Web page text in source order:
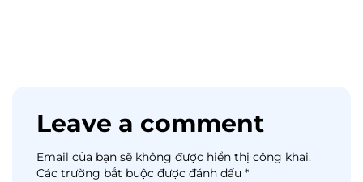
Leave a comment
Email của bạn sẽ không được hiển thị công khai.
Các trường bắt buộc được đánh dấu *